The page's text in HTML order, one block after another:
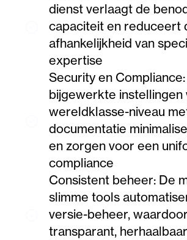
dienst verlaagt de
capaciteit en reduceert
afhankelijkheid van
expertise
Security en
bijgewerkte instellingen
wereldklasse-niveau
documentatie
en zorgen voor een
compliance
Consistent beheer: De
slimme tools
versie-beheer,
transparant,